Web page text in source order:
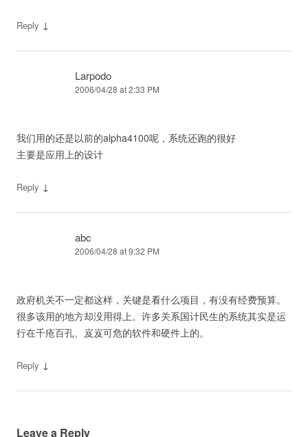
Reply ↓
Larpodo
2006/04/28 at 2:33 PM
我们用的还是以前的alpha4100呢，系统还跑的很好
主要是应用上的设计
Reply ↓
abc
2006/04/28 at 9:32 PM
政府机关不一定都这样，关键是看什么项目，有没有经费预算。
很多该用的地方却没用得上。许多关系国计民生的系统其实是运
行在千疮百孔、岌岌可危的软件和硬件上的。
Reply ↓
Leave a Reply